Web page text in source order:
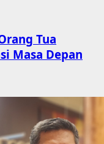
Tua
Masa Depan